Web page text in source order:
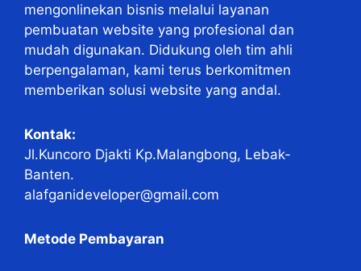
mengonlinekan bisnis melalui layanan
pembuatan website yang profesional dan
mudah digunakan. Didukung oleh tim ahli
berpengalaman, kami terus berkomitmen
memberikan solusi website yang andal.
Kontak:
Jl.Kuncoro Djakti Kp.Malangbong, Lebak-
Banten.
alafganideveloper@gmail.com
Metode Pembayaran